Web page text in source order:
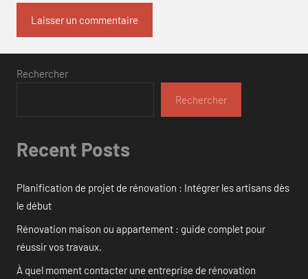
Rechercher
Rechercher
Recent Posts
Planification de projet de rénovation : Intégrer les artisans dès
le début
Rénovation maison ou appartement : guide complet pour
réussir vos travaux.
À quel moment contacter une entreprise de rénovation